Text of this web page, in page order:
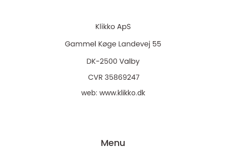
web: www.klikko.dk
Menu